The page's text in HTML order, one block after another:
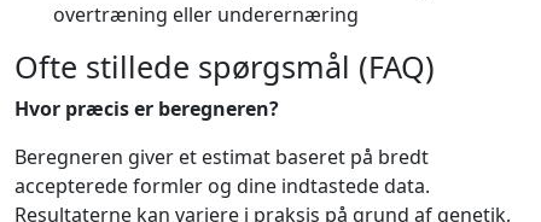
overtræning eller underernæring
Ofte stillede spørgsmål (FAQ)
Hvor præcis er beregneren?
Beregneren giver et estimat baseret på bredt
accepterede formler og dine indtastede data.
Resultaterne kan variere i praksis på grund af genetik,